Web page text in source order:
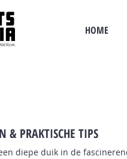
HOME
& PRAKTISCHE TIPS
diepe duik in de